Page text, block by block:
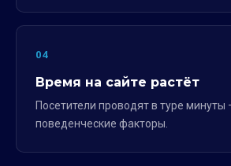
04
Время на сайте растёт
Посетители проводят в туре минуты
поведенческие факторы.